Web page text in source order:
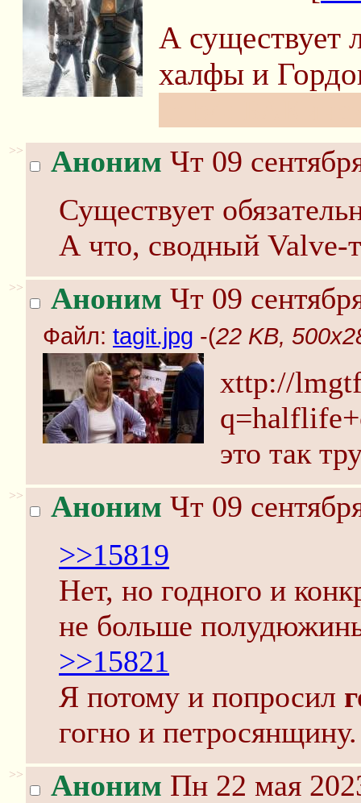
А существует
халфы и
>> Аноним Чт 09
Сущeствуeт
А что, сводный Valve-
>> Аноним Чт 09
Файл: tagit.jpg -(22 KB,
xttp://
это так
>> Аноним Чт 09
>>15819
Нет, но годного и
не больше
>>15821
Я потому и попросил
гогно и петросянщину.
>> Аноним Пн 22 мая